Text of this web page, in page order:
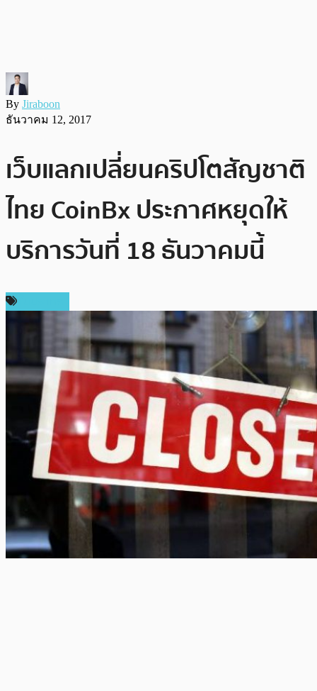
By Jiraboon
ธันวาคม 12, 2017
เว็บแลกเปลี่ยนคริปโตสัญชาติ
ไทย CoinBx ประกาศหยุดให้
บริการวันที่ 18 ธันวาคมนี้